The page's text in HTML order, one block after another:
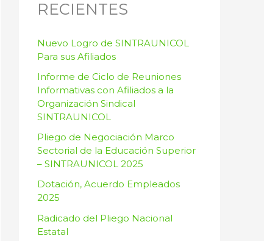
p
r
:
RECIENTES
Nuevo Logro de SINTRAUNICOL
Para sus Afiliados
Informe de Ciclo de Reuniones
Informativas con Afiliados a la
Organización Sindical
SINTRAUNICOL
Pliego de Negociación Marco
Sectorial de la Educación Superior
– SINTRAUNICOL 2025
Dotación, Acuerdo Empleados
2025
Radicado del Pliego Nacional
Estatal